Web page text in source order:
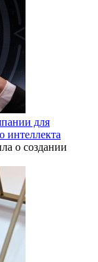
для
интеллекта
о создании